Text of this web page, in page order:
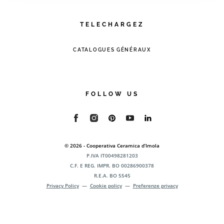
TELECHARGEZ
CATALOGUES GÉNÉRAUX
FOLLOW US
© 2026 - Cooperativa Ceramica d’Imola
P.IVA IT00498281203
C.F. E REG. IMPR. BO 00286900378
R.E.A. BO 5545
Privacy Policy— Cookie policy— Preferenze privacy